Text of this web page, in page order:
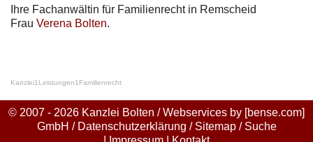
Ihre Fachanwältin für Familienrecht in Remscheid
Frau Verena Bolten.
Kanzlei1 Leistungen1 Familienrecht
© 2007 - 2026 Kanzlei Bolten / Webservices by [bense.com]
GmbH / Datenschutzerklärung / Sitemap/ Suche